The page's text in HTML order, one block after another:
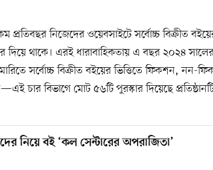
প্রতিবছর নিজেদের ওয়েবসাইটে সর্বোচ্চ বিক্রীত
দিয়ে থাকে। এরই ধারাবাহিকতায় এ বছর ২০২৪
সর্বোচ্চ বিক্রীত বইয়ের ভিত্তিতে ফিকশন, নন-
চার বিভাগে মোট ৫৬টি পুরস্কার দিয়েছে
নিয়ে বই ‘কল সেন্টারের অপরাজিতা’